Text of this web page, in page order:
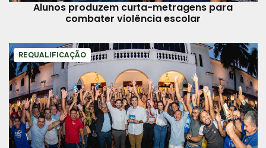
Alunos produzem curta-metragens para
combater violência escolar
REQUALIFICAÇÃO